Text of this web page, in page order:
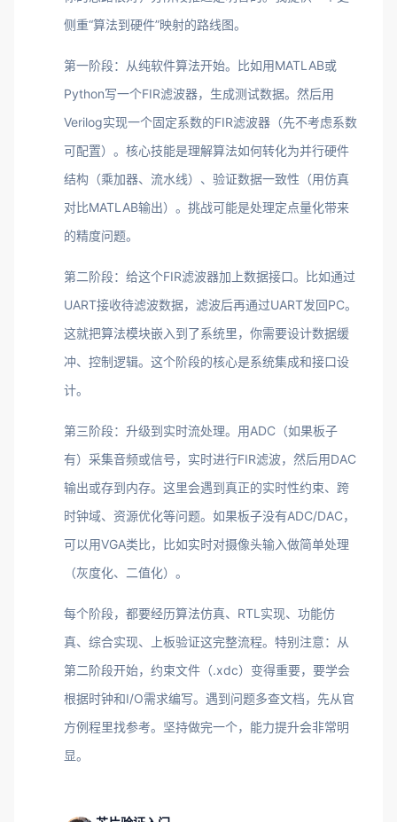
侧重“算法到硬件”映射的路线图。
第一阶段：从纯软件算法开始。比如用MATLAB或
Python写一个FIR滤波器，生成测试数据。然后用
Verilog实现一个固定系数的FIR滤波器（先不考虑系数
可配置）。核心技能是理解算法如何转化为并行硬件
结构（乘加器、流水线）、验证数据一致性（用仿真
对比MATLAB输出）。挑战可能是处理定点量化带来
的精度问题。
第二阶段：给这个FIR滤波器加上数据接口。比如通过
UART接收待滤波数据，滤波后再通过UART发回PC。
这就把算法模块嵌入到了系统里，你需要设计数据缓
冲、控制逻辑。这个阶段的核心是系统集成和接口设
计。
第三阶段：升级到实时流处理。用ADC（如果板子
有）采集音频或信号，实时进行FIR滤波，然后用DAC
输出或存到内存。这里会遇到真正的实时性约束、跨
时钟域、资源优化等问题。如果板子没有ADC/DAC，
可以用VGA类比，比如实时对摄像头输入做简单处理
（灰度化、二值化）。
每个阶段，都要经历算法仿真、RTL实现、功能仿
真、综合实现、上板验证这完整流程。特别注意：从
第二阶段开始，约束文件（.xdc）变得重要，要学会
根据时钟和I/O需求编写。遇到问题多查文档，先从官
方例程里找参考。坚持做完一个，能力提升会非常明
显。